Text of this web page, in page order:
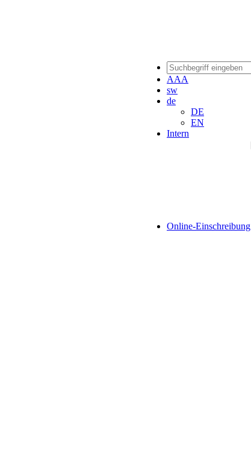
AAA
sw
de
DE
EN
Intern
Online-Einschreibung